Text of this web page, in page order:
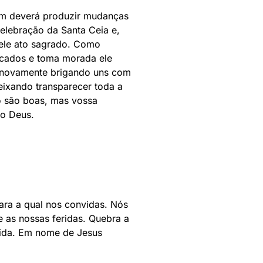
deverá produzir mudanças
da Santa Ceia e,
ato sagrado. Como
e toma morada ele
brigando uns com
transparecer toda a
boas, mas vossa
Deus.
a qual nos convidas. Nós
as nossas feridas. Quebra a
Em nome de Jesus